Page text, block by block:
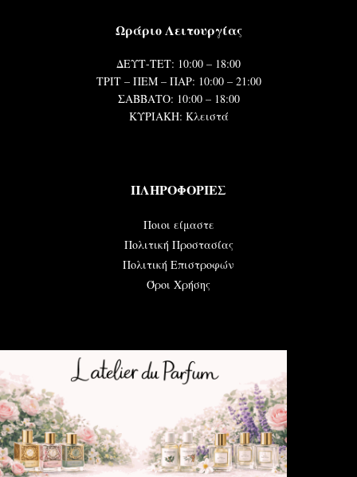
Ωράριο Λειτουργίας
ΔΕΥΤ-ΤΕΤ: 10:00 – 18:00
ΤΡΙΤ – ΠΕΜ – ΠΑΡ: 10:00 – 21:00
ΣΑΒΒΑΤΟ: 10:00 – 18:00
ΚΥΡΙΑΚΗ: Κλειστά
ΠΛΗΡΟΦΟΡΙΕΣ
Ποιοι είμαστε
Πολιτική Προστασίας
Πολιτική Επιστροφών
Όροι Χρήσης